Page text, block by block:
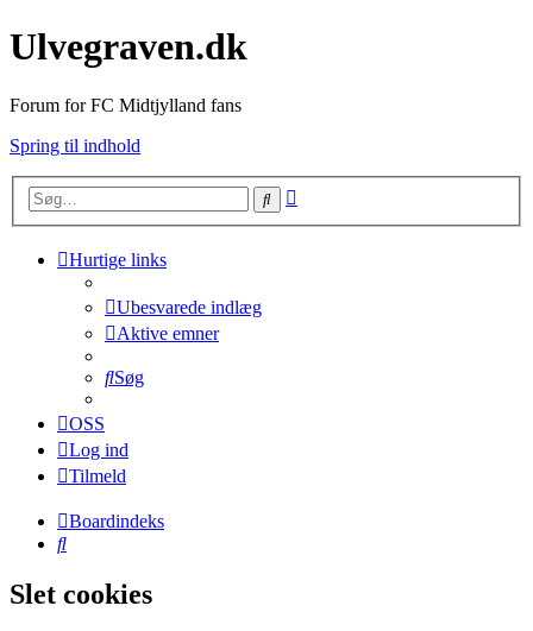
Ulvegraven.dk
Forum for FC Midtjylland fans
Spring til indhold
Søg
Hurtige links
Ubesvarede indlæg
Aktive emner
Søg
OSS
Log ind
Tilmeld
Boardindeks
Søg
Slet cookies